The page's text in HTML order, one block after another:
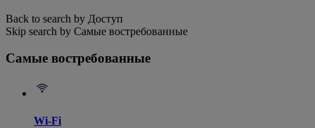
Back to search by Доступ
Skip search by Самые востребованные
Самые востребованные
Wi-Fi